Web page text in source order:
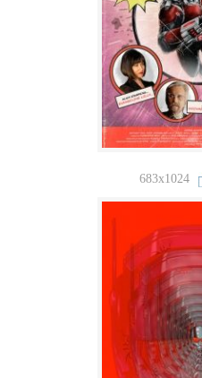
683x1024